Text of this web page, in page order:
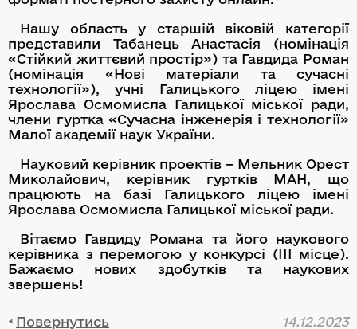
Нашу область у старшій віковій категорії
представили Табанець Анастасія (номінація
«Стійкий життєвий простір») та Гавдида Роман
(номінація «Нові матеріали та сучасні
технології»), учні Галицького ліцею імені
Ярослава Осмомисла Галицької міської ради,
члени гуртка «Сучасна інженерія і технології»
Малої академії наук України.
Науковий керівник проектів – Мельник Орест
Миколайович, керівник гуртків МАН, що
працюють на базі Галицького ліцею імені
Ярослава Осмомисла Галицької міської ради.
Вітаємо Гавдиду Романа та його наукового
керівника з перемогою у конкурсі (ІІІ місце).
Бажаємо нових здобутків та наукових
звершень!
Повернутись 14.12.2023